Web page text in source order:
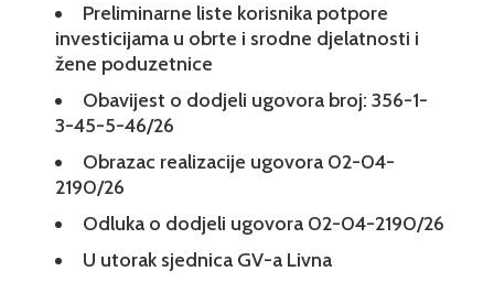
Preliminarne liste korisnika potpore
investicijama u obrte i srodne djelatnosti i
žene poduzetnice
Obavijest o dodjeli ugovora broj: 356-1-
3-45-5-46/26
Obrazac realizacije ugovora 02-04-
2190/26
Odluka o dodjeli ugovora 02-04-2190/26
U utorak sjednica GV-a Livna